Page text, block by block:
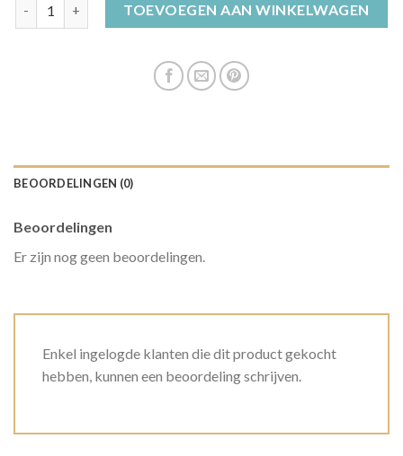
TOEVOEGEN AAN WINKELWAGEN
BEOORDELINGEN (0)
Beoordelingen
Er zijn nog geen beoordelingen.
Enkel ingelogde klanten die dit product gekocht
hebben, kunnen een beoordeling schrijven.